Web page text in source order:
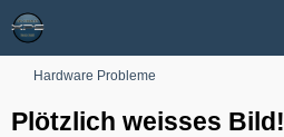
Hardware Probleme
Plötzlich weisses Bild!